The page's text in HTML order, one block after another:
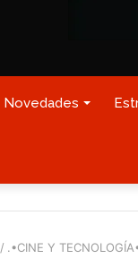
Novedades
/ .•CINE Y